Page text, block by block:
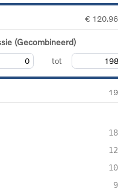
€
(Gecombineerd)
tot